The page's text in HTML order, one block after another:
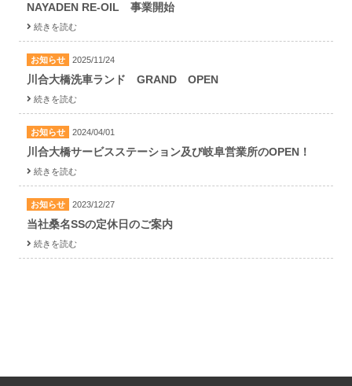
NAYADEN RE-OIL 事業開始
続きを読む
お知らせ 2025/11/24
川合大橋洗車ランド GRAND OPEN
続きを読む
お知らせ 2024/04/01
川合大橋サービスステーション及び岐阜営業所のOPEN！
続きを読む
お知らせ 2023/12/27
当社桑名SSの定休日のご案内
続きを読む